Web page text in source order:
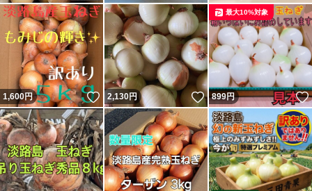
1,600円 いいね！
2,130円 いいね！
899円
最大10%対象